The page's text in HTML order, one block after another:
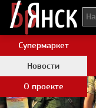
Супермаркет
Новости
О проекте